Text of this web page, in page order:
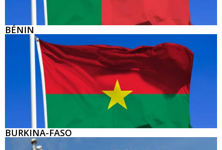
BÉNIN
BURKINA-FASO